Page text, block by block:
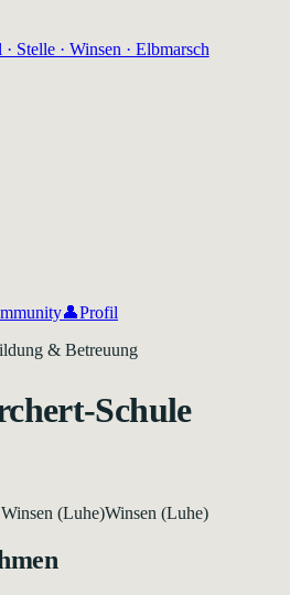
· Stelle · Winsen · Elbmarsch
👤Profil
& Betreuung
Schule
Winsen (Luhe)Winsen (Luhe)